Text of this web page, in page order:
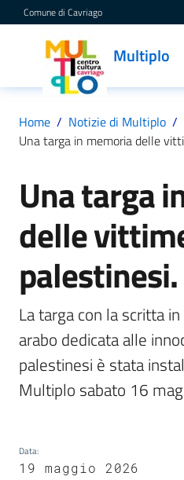
Vai al contenuto
Vai alla navigazione
Vai al footer
Comune di Cavriago
Multiplo
Multiplo
Centro
Cultura
C
a
l
o
o
Corsi
Home / Notizie di Multiplo /
Una targa in memoria delle
Salta al contenuto
Una targa
delle
palestinesi.
La targa con la scritta
arabo dedicata alle
palestinesi è stata
Multiplo sabato 16
Data:
19 maggio 2026